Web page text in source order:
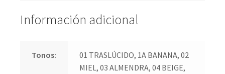
Información adicional
Tonos:
01 TRASLÚCIDO, 1A BANANA, 02
MIEL, 03 ALMENDRA, 04 BEIGE,